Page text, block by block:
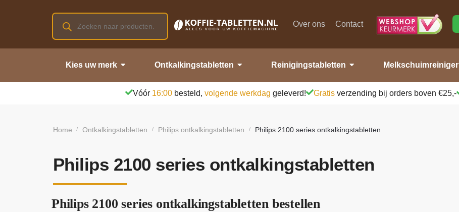
Over ons Contact
Kies uw merk Ontkalkingstabletten Reinigingstabletten Melkschuimreiniger
Vóór 16:00 besteld, volgende werkdag geleverd! Gratis verzending bij orders boven €25,-
Home / Ontkalkingstabletten / Philips ontkalkingstabletten / Philips 2100 series ontkalkingstabletten
Philips 2100 series ontkalkingstabletten
Philips 2100 series ontkalkingstabletten bestellen